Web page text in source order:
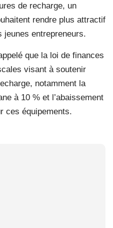
de recharge, un
rendre plus attractif
entrepreneurs.
que la loi de finances
visant à soutenir
notamment la
à 10 % et l’abaissement
ces équipements.